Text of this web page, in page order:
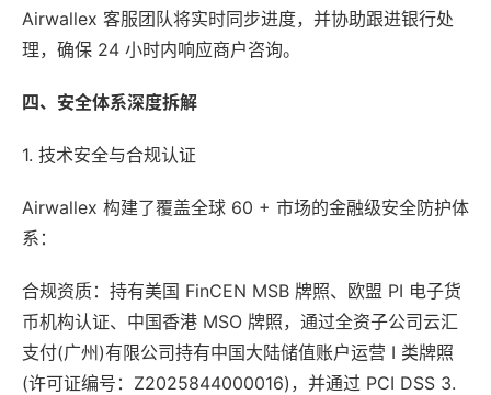
Airwallex 客服团队将实时同步进度，并协助跟进银行处
理，确保 24 小时内响应商户咨询。
四、安全体系深度拆解
1. 技术安全与合规认证
Airwallex 构建了覆盖全球 60 + 市场的金融级安全防护体
系：
合规资质：持有美国 FinCEN MSB 牌照、欧盟 PI 电子货
币机构认证、中国香港 MSO 牌照，通过全资子公司云汇
支付(广州)有限公司持有中国大陆储值账户运营 Ⅰ 类牌照
(许可证编号：Z2025844000016)，并通过 PCI DSS 3.